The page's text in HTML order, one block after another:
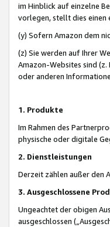
im Hinblick auf einzelne
vorlegen, stellt dies einen
(y) Sofern Amazon dem
(z) Sie werden auf Ihrer
Amazon-Websites sind
oder anderen
1. Produkte
Im Rahmen des
physische oder digitale
2. Dienstleistungen
Derzeit zählen außer den
3. Ausgeschlossene
Ungeachtet der obigen
ausgeschlossen